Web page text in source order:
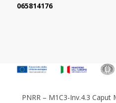
065814176
PNRR – M1C3-Inv.4.3 Caput